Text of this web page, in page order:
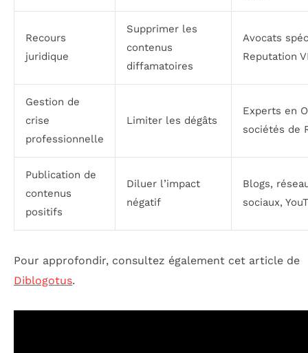
Recours
juridique
Supprimer les
contenus
diffamatoires
Avocats
Reputation
Gestion de
crise
professionnelle
Limiter les dégâts
Experts en
sociétés de
Publication de
contenus
positifs
Diluer l’impact
négatif
Blogs,
sociaux,
Pour approfondir, consultez également cet article de
Diblogotus.